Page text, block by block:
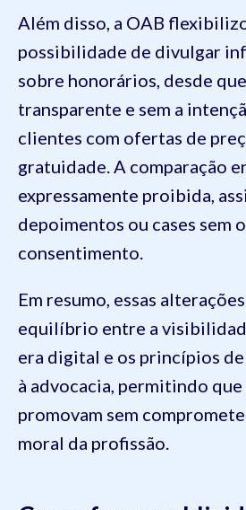
Além disso, a OAB
possibilidade de divulgar
sobre honorários, desde
transparente e sem a
clientes com ofertas de
gratuidade. A comparação
expressamente proibida,
depoimentos ou cases sem
consentimento.
Em resumo, essas
equilíbrio entre a
era digital e os princípios
à advocacia, permitindo que
promovam sem
moral da profissão.